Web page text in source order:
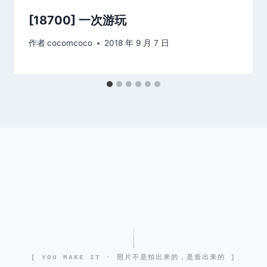
[18700] 一次游玩
作者cocomcoco 2018 年 9 月 7 日
[ YOU MAKE IT · 照片不是拍出来的，是造出来的 ]